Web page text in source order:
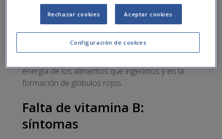
pantoténico), B6, B7 (o biotina), B9 (oácido
), B12.
Igual que el resto de las vitaminas, las del grupo B
esenciales para la vida. En modo
energía de los alimentos que ingerimos y en la
formación de glóbulos rojos.
Falta de vitamina B:
síntomas
Configuración de cookies
Rechazar cookies Aceptar cookies